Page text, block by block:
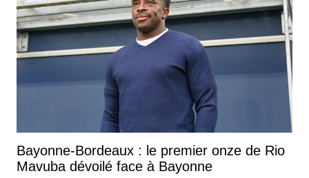
Bayonne-Bordeaux : le premier onze de Rio
Mavuba dévoilé face à Bayonne